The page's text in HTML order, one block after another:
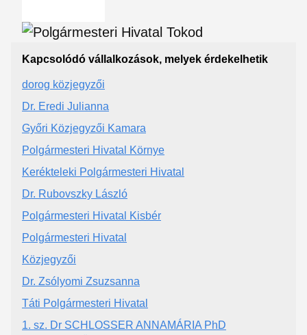
Kapcsolódó vállalkozások, melyek érdekelhetik
dorog közjegyzői
Dr. Eredi Julianna
Győri Közjegyzői Kamara
Polgármesteri Hivatal Környe
Kerékteleki Polgármesteri Hivatal
Dr. Rubovszky László
Polgármesteri Hivatal Kisbér
Polgármesteri Hivatal
Közjegyzői
Dr. Zsólyomi Zsuzsanna
Táti Polgármesteri Hivatal
1. sz. Dr SCHLOSSER ANNAMÁRIA PhD